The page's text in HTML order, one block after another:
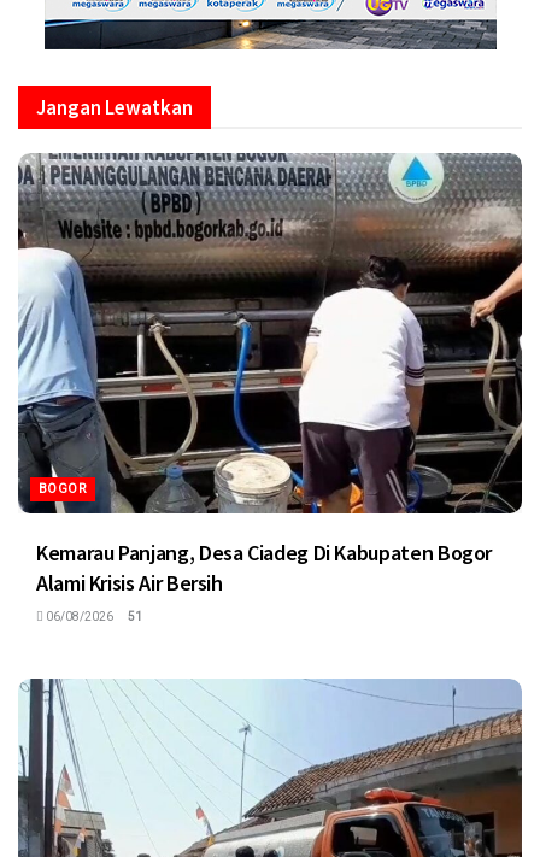
Jangan Lewatkan
BOGOR
Kemarau Panjang, Desa Ciadeg Di Kabupaten Bogor
Alami Krisis Air Bersih
06/08/2026 51